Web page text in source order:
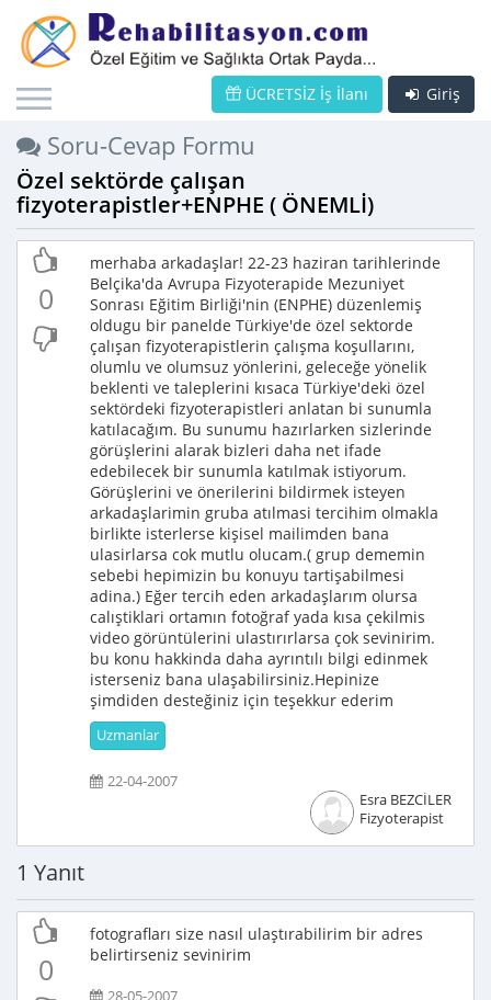
Giriş
ÜCRETSİZ İş İlanı
Soru-Cevap Formu
Özel sektörde çalışan
fizyoterapistler+ENPHE ( ÖNEMLİ)
0
merhaba arkadaşlar! 22-23 haziran tarihlerinde
Belçika'da Avrupa Fizyoterapide Mezuniyet
Sonrası Eğitim Birliği'nin (ENPHE) düzenlemiş
oldugu bir panelde Türkiye'de özel sektorde
çalışan fizyoterapistlerin çalışma koşullarını,
olumlu ve olumsuz yönlerini, geleceğe yönelik
beklenti ve taleplerini kısaca Türkiye'deki özel
sektördeki fizyoterapistleri anlatan bi sunumla
katılacağım. Bu sunumu hazırlarken sizlerinde
görüşlerini alarak bizleri daha net ifade
edebilecek bir sunumla katılmak istiyorum.
Görüşlerini ve önerilerini bildirmek isteyen
arkadaşlarimin gruba atılmasi tercihim olmakla
birlikte isterlerse kişisel mailimden bana
ulasirlarsa cok mutlu olucam.( grup dememin
sebebi hepimizin bu konuyu tartişabilmesi
adina.) Eğer tercih eden arkadaşlarım olursa
calıştiklari ortamın fotoğraf yada kısa çekilmis
video görüntülerini ulastırırlarsa çok sevinirim.
bu konu hakkinda daha ayrıntılı bilgi edinmek
isterseniz bana ulaşabilirsiniz.Hepinize
şimdiden desteğiniz için teşekkur ederim
Uzmanlar
22-04-2007
Esra BEZCİLER
Fizyoterapist
1 Yanıt
0
fotografları size nasıl ulaştırabilirim bir adres
belirtirseniz sevinirim
28-05-2007